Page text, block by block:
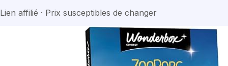
Lien affilié · Prix susceptibles de changer